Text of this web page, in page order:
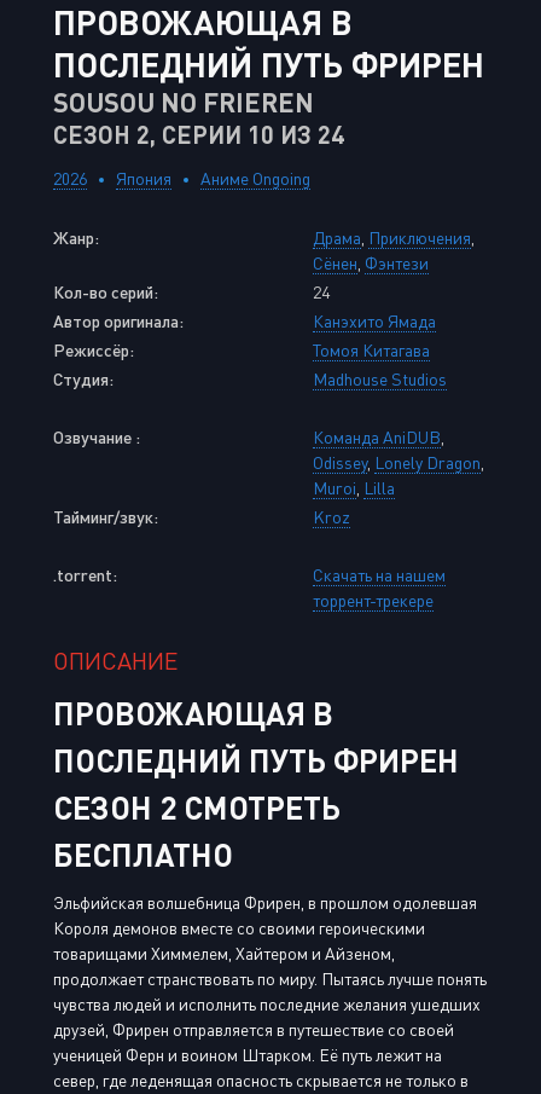
ПРОВОЖАЮЩАЯ В
ПОСЛЕДНИЙ ПУТЬ ФРИРЕН
SOUSOU NO FRIEREN
СЕЗОН 2, СЕРИИ 10 ИЗ 24
2026 Япония Аниме Ongoing
Жанр: Драма Приключения
Сёнен Фэнтези
Кол-во серий:
24
Автор оригинала:
Канэхито Ямада
Режиссёр:
Томоя Китагава
Студия:
Madhouse Studios
Озвучание : Команда AniDUB
Odissey, Lonely Dragon
Muroi Lilla
Тайминг/звук:
Kroz
.torrent:
Скачать на нашем
торрент-трекере
ОПИСАНИЕ
ПРОВОЖАЮЩАЯ В
ПОСЛЕДНИЙ ПУТЬ ФРИРЕН
СЕЗОН 2 СМОТРЕТЬ
БЕСПЛАТНО
Эльфийская волшебница Фрирен, в прошлом одолевшая
Короля демонов вместе со своими героическими
товарищами Химмелем, Хайтером и Айзеном,
продолжает странствовать по миру. Пытаясь лучше понять
чувства людей и исполнить последние желания ушедших
друзей, Фрирен отправляется в путешествие со своей
ученицей Ферн и воином Штарком. Её путь лежит на
север, где леденящая опасность скрывается не только в